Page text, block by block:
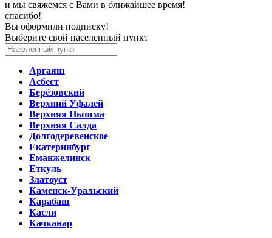
и мы свяжемся с Вами в ближайшее время!
спасибо!
Вы оформили подписку!
Выберите свой населенный пункт
Аргаяш
Асбест
Берёзовский
Верхний Уфалей
Верхняя Пышма
Верхняя Салда
Долгодеревенское
Екатеринбург
Еманжелинск
Еткуль
Златоуст
Каменск-Уральский
Карабаш
Касли
Качканар